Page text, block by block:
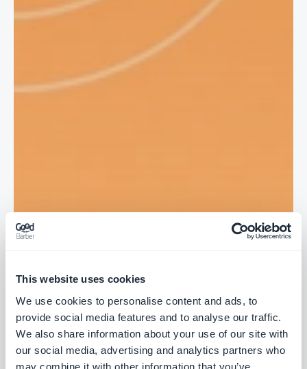
This website uses cookies
We use cookies to personalise content and ads, to
provide social media features and to analyse our traffic.
We also share information about your use of our site with
our social media, advertising and analytics partners who
may combine it with other information that you’ve